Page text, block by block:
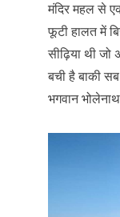
मंदिर महल से एक
फूटी हालत में
सीढ़िया थी
बची है बाकी
भगवान